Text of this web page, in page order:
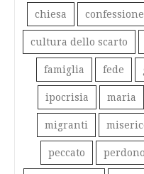
chiesa confessione
cultura dello scarto
famiglia fede
ipocrisia maria
migranti
peccato perdono